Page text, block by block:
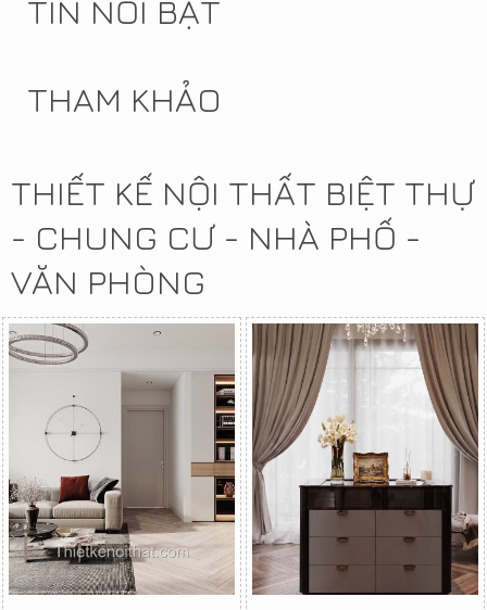
TIN NỔI BẬT
THAM KHẢO
THIẾT KẾ NỘI THẤT BIỆT THỰ
- CHUNG CƯ - NHÀ PHỐ -
VĂN PHÒNG